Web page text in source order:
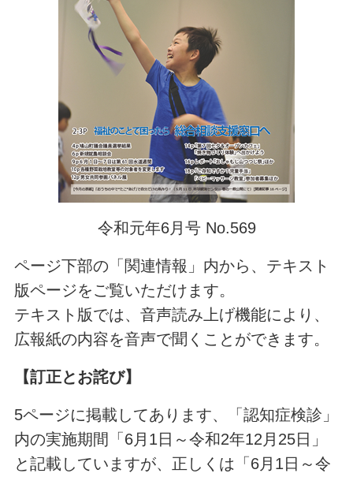
令和元年6月号 No.569
ページ下部の「関連情報」内から、テキスト
版ページをご覧いただけます。
テキスト版では、音声読み上げ機能により、
広報紙の内容を音声で聞くことができます。
【訂正とお詫び】
5ページに掲載してあります、「認知症検診」
内の実施期間「6月1日～令和2年12月25日」
と記載していますが、正しくは「6月1日～令